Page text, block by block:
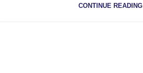
CONTINUE READING